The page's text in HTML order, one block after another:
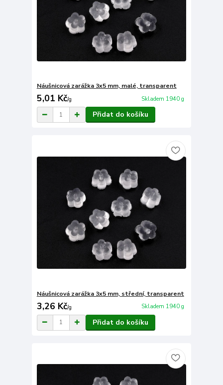
Náušnicová zarážka 3x5 mm, malé, transparent
5,01 Kč/g Skladem 1940 g
Přidat do košíku
Náušnicová zarážka 3x5 mm, střední, transparent
3,26 Kč/g Skladem 1940 g
Přidat do košíku